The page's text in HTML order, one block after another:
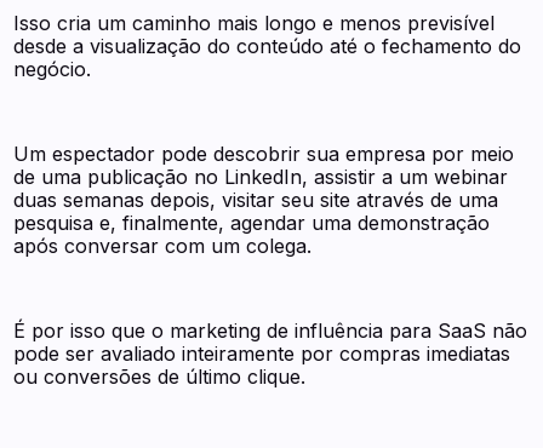
Isso cria um caminho mais longo e menos previsível
desde a visualização do conteúdo até o fechamento do
negócio.
Um espectador pode descobrir sua empresa por meio
de uma publicação no LinkedIn, assistir a um webinar
duas semanas depois, visitar seu site através de uma
pesquisa e, finalmente, agendar uma demonstração
após conversar com um colega.
É por isso que o marketing de influência para SaaS não
pode ser avaliado inteiramente por compras imediatas
ou conversões de último clique.